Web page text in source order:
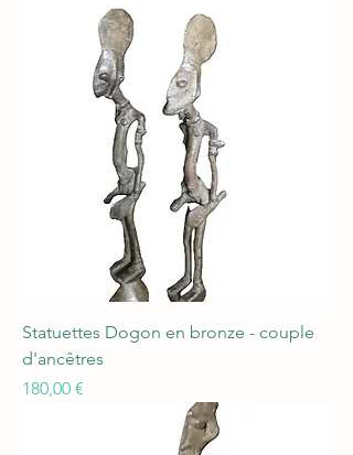
Statuettes Dogon en bronze - couple
d'ancêtres
Prix
180,00 €